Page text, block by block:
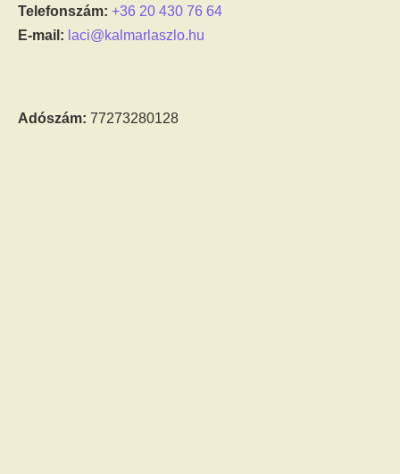
Telefonszám: +36 20 430 76 64
E-mail: laci@kalmarlaszlo.hu
Adószám: 77273280128